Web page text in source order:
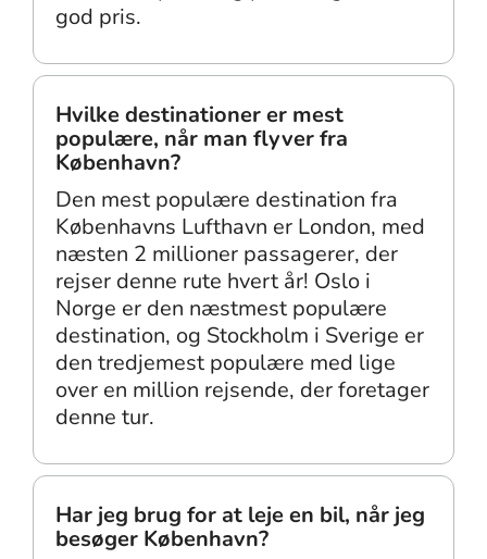
god pris.
Hvilke destinationer er mest
populære, når man flyver fra
København?
Den mest populære destination fra
Københavns Lufthavn er London, med
næsten 2 millioner passagerer, der
rejser denne rute hvert år! Oslo i
Norge er den næstmest populære
destination, og Stockholm i Sverige er
den tredjemest populære med lige
over en million rejsende, der foretager
denne tur.
Har jeg brug for at leje en bil, når jeg
besøger København?